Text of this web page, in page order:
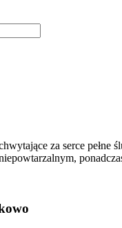
za serce pełne